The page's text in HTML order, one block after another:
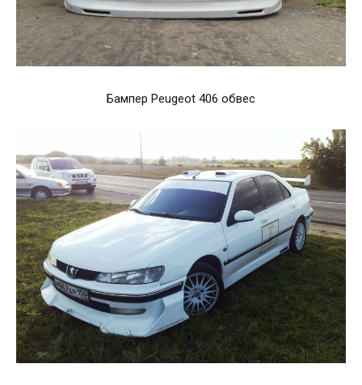
Бампер Peugeot 406 обвес